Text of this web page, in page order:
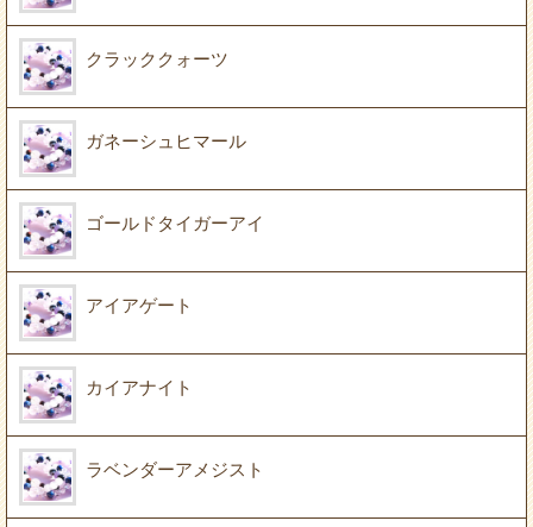
クラッククォーツ
ガネーシュヒマール
ゴールドタイガーアイ
アイアゲート
カイアナイト
ラベンダーアメジスト